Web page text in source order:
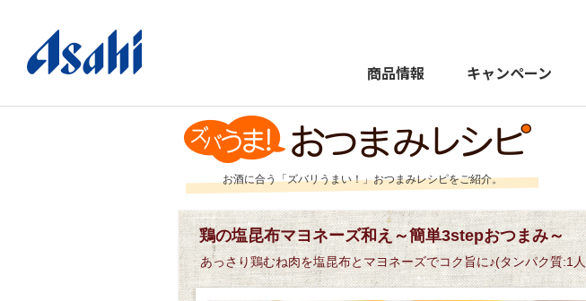
商品情報 キャンペーン
お酒に合う「ズバリうまい！」おつまみレシピをご紹介。
鶏の塩昆布マヨネーズ和え～簡単3stepおつまみ～
あっさり鶏むね肉を塩昆布とマヨネーズでコク旨に♪(タンパク質:1